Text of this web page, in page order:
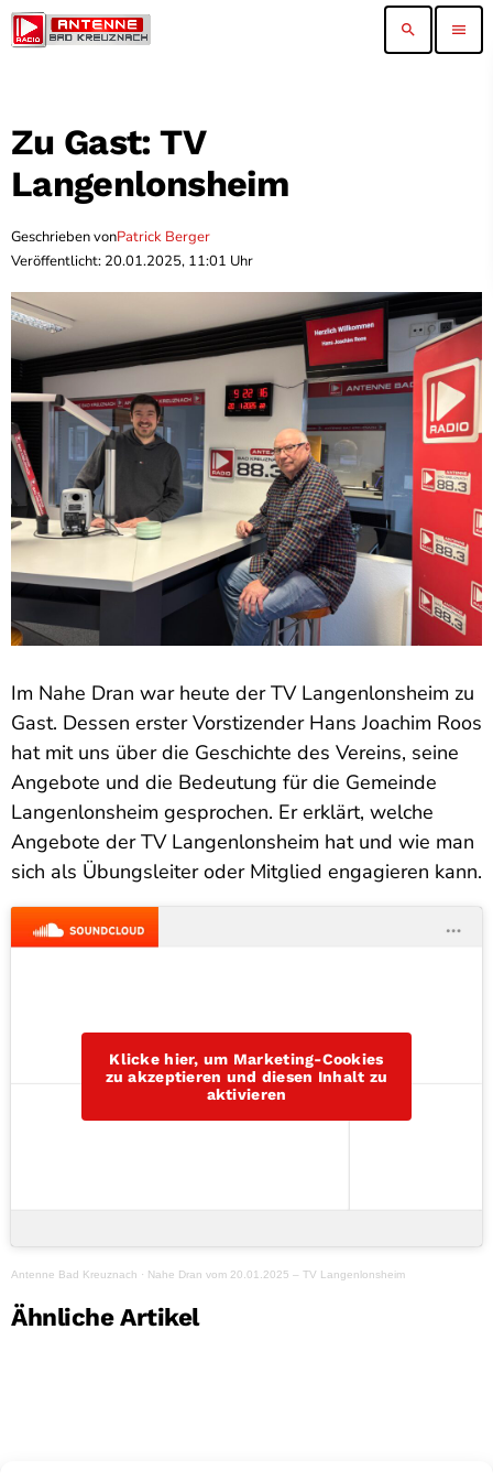
search menu
Zu Gast: TV
Langenlonsheim
Geschrieben vonPatrick Berger
Veröffentlicht: 20.01.2025, 11:01 Uhr
Im Nahe Dran war heute der TV Langenlonsheim zu
Gast. Dessen erster Vorstizender Hans Joachim Roos
hat mit uns über die Geschichte des Vereins, seine
Angebote und die Bedeutung für die Gemeinde
Langenlonsheim gesprochen. Er erklärt, welche
Angebote der TV Langenlonsheim hat und wie man
sich als Übungsleiter oder Mitglied engagieren kann.
Klicke hier, um Marketing-Cookies
zu akzeptieren und diesen Inhalt zu
aktivieren
Antenne Bad Kreuznach · Nahe Dran vom 20.01.2025 – TV Langenlonsheim
Ähnliche Artikel